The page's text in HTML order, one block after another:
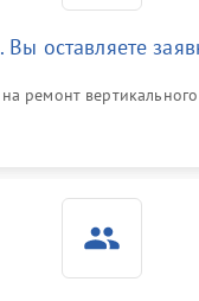
1500 ₽
1000 ₽
Вы оставляете
на ремонт